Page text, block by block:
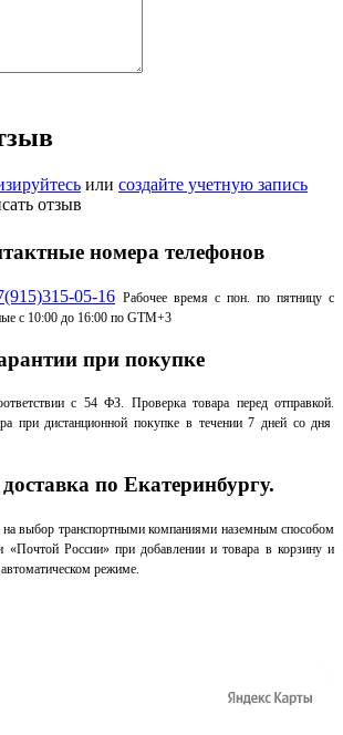
или создайте учетную запись
отзыв
номера телефонов
05-16 Рабочее время с пон. по пятницу с
с 10:00 до 16:00 по GTM+3
при покупке
с 54 ФЗ. Проверка товара перед отправкой.
при дистанционной покупке в течении 7 дней со дня
по Екатеринбургу.
на выбор транспортными компаниями наземным способом
России» при добавлении и товара в корзину и
режиме.